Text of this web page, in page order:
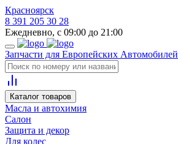
Красноярск
8 391 205 30 28
Ежедневно, с 09:00 до 21:00
Запчасти для Европейских Автомобилей
Каталог товаров
Масла и автохимия
Салон
Защита и декор
Для колес